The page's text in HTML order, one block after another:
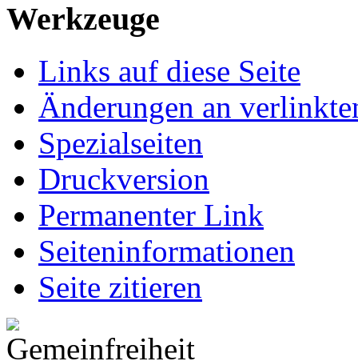
Werkzeuge
Links auf diese Seite
Änderungen an
Spezialseiten
Druckversion
Permanenter Link
Seiten­informationen
Seite zitieren